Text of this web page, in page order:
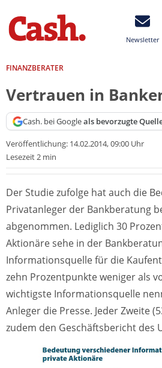
Newsletter
FINANZBERATER
Vertrauen in
Cash. bei Googleals bevorzugte
Veröffentlichung: 14.02.2014, 09:00 Uhr
Lesezeit 2 min
Der Studie zufolge hat auch die
Privatanleger der Bankberatung
abgenommen. Lediglich 30
Aktionäre sehe in der
Informationsquelle für die
zehn Prozentpunkte weniger als
wichtigste Informationsquelle
Anleger die Presse. Jeder Zweite
zudem den Geschäftsbericht des